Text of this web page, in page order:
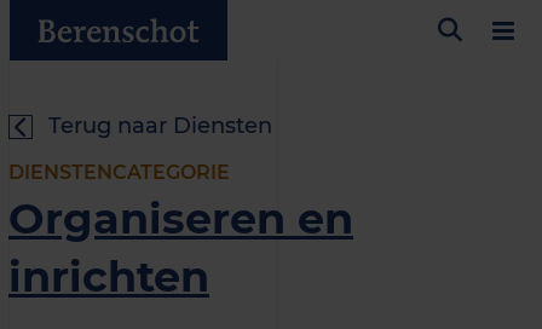
Terug naar Diensten
DIENSTENCATEGORIE
Organiseren en
inrichten